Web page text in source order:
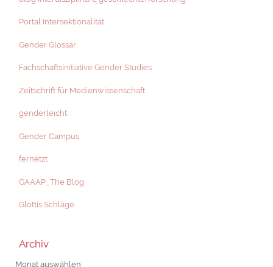
Portal Intersektionalität
Gender Glossar
Fachschaftsinitiative Gender Studies
Zeitschrift für Medienwissenschaft
genderleicht
Gender Campus
fernetzt
GAAAP_The Blog
Glottis Schläge
Archiv
Archiv